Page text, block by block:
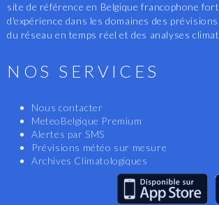
site de référence en Belgique francophone
d'expérience dans les domaines des
du réseau en temps réel et des analyses
NOS SERVICES
Nous contacter
MeteoBelgique Premium
Alertes par SMS
Prévisions météo sur mesure
Archives Climatologiques